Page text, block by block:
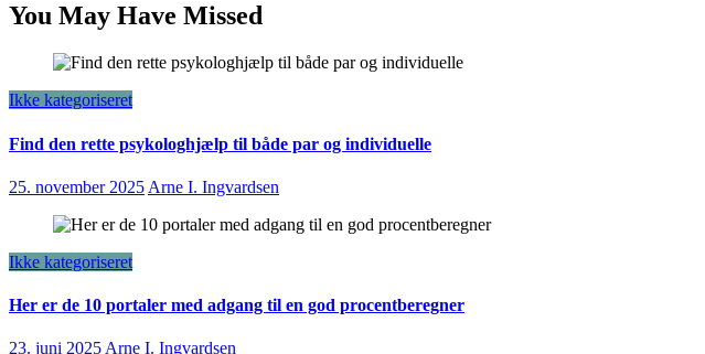
You May Have Missed
Ikke kategoriseret
Find den rette psykologhjælp til både par og individuelle
25. november 2025 Arne I. Ingvardsen
Ikke kategoriseret
Her er de 10 portaler med adgang til en god procentberegner
23. juni 2025 Arne I. Ingvardsen